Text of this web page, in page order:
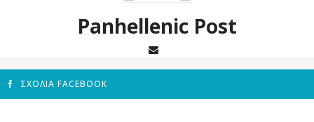
Panhellenic Post
ΣΧΌΛΙΑ FACEBOOK